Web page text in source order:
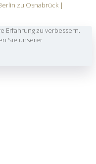
zu Osnabrück |
Erfahrung zu verbessern.
Sie unserer